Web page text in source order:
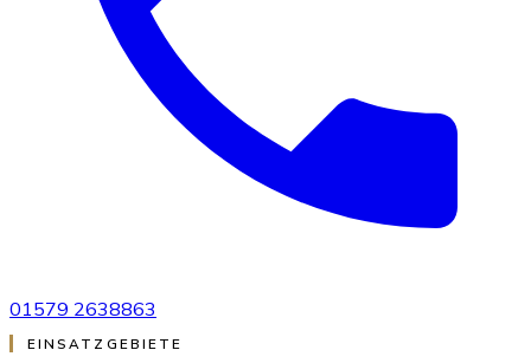
01579 2638863
EINSATZGEBIETE